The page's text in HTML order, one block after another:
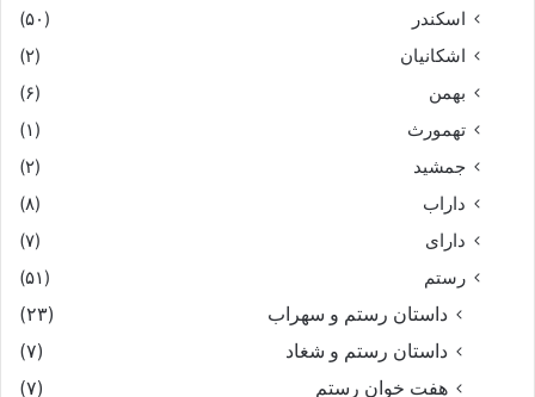
اسکندر
(۵۰)
اشکانیان
(۲)
بهمن
(۶)
تهمورث
(۱)
جمشید
(۲)
داراب
(۸)
دارای
(۷)
رستم
(۵۱)
داستان رستم و سهراب
(۲۳)
داستان رستم و شغاد
(۷)
هفت خوان رستم‏
(۷)